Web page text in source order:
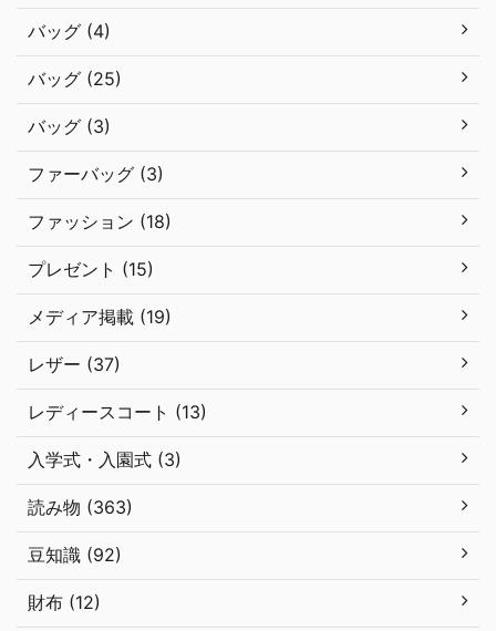
バッグ (4)
バッグ (25)
バッグ (3)
ファーバッグ (3)
ファッション (18)
プレゼント (15)
メディア掲載 (19)
レザー (37)
レディースコート (13)
入学式・入園式 (3)
読み物 (363)
豆知識 (92)
財布 (12)